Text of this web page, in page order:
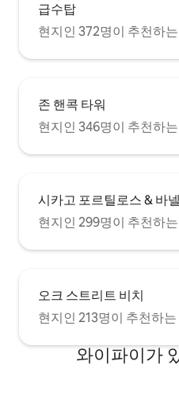
급수탑
현지인 372명이 추천하
존 핸콕 타워
현지인 346명이 추천하
시카고 포르틸로스 & 바
현지인 299명이 추천하
오크 스트리트 비치
현지인 213명이 추천하는
와이파이가